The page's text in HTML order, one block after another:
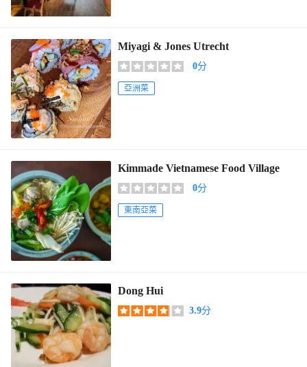
Miyagi & Jones Utrecht
0分
亞洲菜
Kimmade Vietnamese Food Village
0分
東南亞菜
Dong Hui
3.9分